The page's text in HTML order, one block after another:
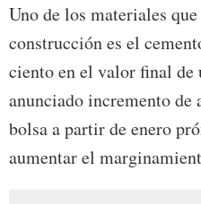
Uno de los materiales
construcción es el
ciento en el valor final de
anunciado incremento de
bolsa a partir de enero
aumentar el